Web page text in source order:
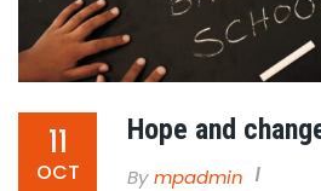
11
OCT
Hope and
By Mpadmin